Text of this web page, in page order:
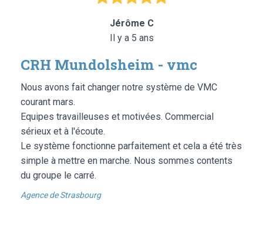
Jérôme C
Il y a 5 ans
CRH Mundolsheim - vmc
Nous avons fait changer notre système de VMC
courant mars.
Equipes travailleuses et motivées. Commercial
sérieux et à l'écoute.
Le système fonctionne parfaitement et cela a été très
simple à mettre en marche. Nous sommes contents
du groupe le carré.
Agence de Strasbourg